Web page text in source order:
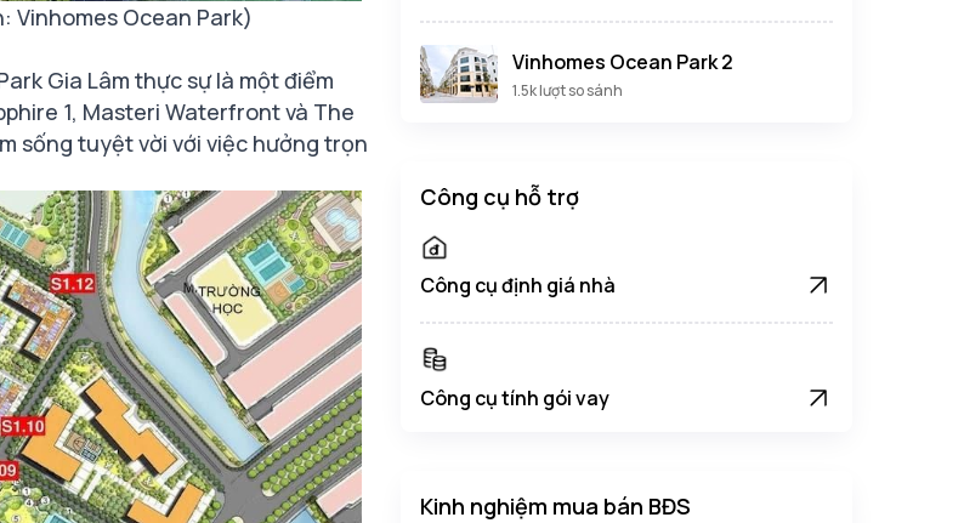
Vinhomes Ocean Park)
Gia Lâm thực sự là một điểm
1, Masteri Waterfront và The
sống tuyệt vời với việc hưởng trọn
Vinhomes Ocean Park 2
1.5k lượt so sánh
Công cụ hỗ trợ
Công cụ định giá nhà
Công cụ tính gói vay
Kinh nghiệm mua bán BĐS